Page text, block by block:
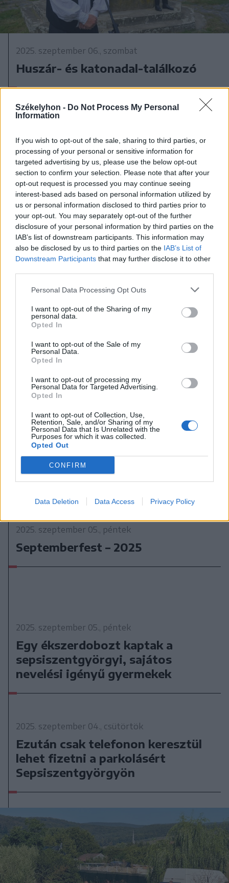
Székelyhon - Do Not Process My Personal
Information
If you wish to opt-out of the sale, sharing to third parties, or
processing of your personal or sensitive information for
targeted advertising by us, please use the below opt-out
section to confirm your selection. Please note that after your
opt-out request is processed you may continue seeing
interest-based ads based on personal information utilized by
us or personal information disclosed to third parties prior to
your opt-out. You may separately opt-out of the further
disclosure of your personal information by third parties on the
IAB’s list of downstream participants. This information may
also be disclosed by us to third parties on the IAB’s List of
Downstream Participants that may further disclose it to other
Personal Data Processing Opt Outs
I want to opt-out of the Sharing of my
personal data.
Opted In
I want to opt-out of the Sale of my
Personal Data.
Opted In
I want to opt-out of processing my
Personal Data for Targeted Advertising.
Opted In
I want to opt-out of Collection, Use,
Retention, Sale, and/or Sharing of my
Personal Data that Is Unrelated with the
Purposes for which it was collected.
Opted Out
CONFIRM
Data Deletion Data Access Privacy Policy
2025. szeptember 06., szombat
Huszár- és katonadal-találkozó
2025. szeptember 06., szombat
Több mint kétezer előkészítős kap
ajándék iskolatáskát
2025. szeptember 05., péntek
Septemberfest – 2025
2025. szeptember 05., péntek
Egy ékszerdobozt kaptak a
sepsiszentgyörgyi, sajátos
nevelési igényű gyermekek
2025. szeptember 04., csütörtök
Ezután csak telefonon keresztül
lehet fizetni a parkolásért
Sepsiszentgyörgyön